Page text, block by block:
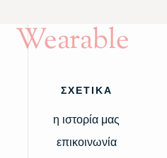
Wearable
ΣΧΕΤΙΚΑ
η ιστορία μας
επικοινωνία